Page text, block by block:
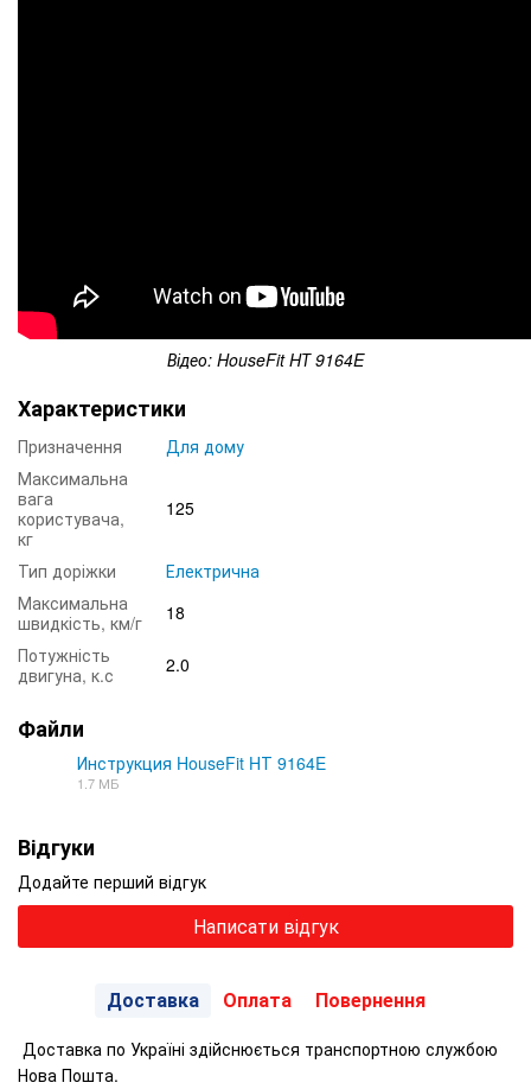
Відео: HouseFit HТ 9164E
Характеристики
Призначення
Для дому
Максимальна
вага
користувача,
кг
125
Тип доріжки
Електрична
Максимальна
швидкість, км/г
18
Потужність
двигуна, к.с
2.0
Файли
Инструкция HouseFit HТ 9164E
1.7 МБ
Відгуки
Додайте перший відгук
Написати відгук
Доставка Оплата Повернення
Доставка по Україні здійснюється транспортною службою
Нова Пошта.